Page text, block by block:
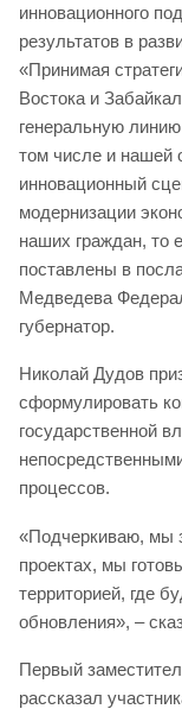
инновационного
результатов в
«Принимая
Востока и
генеральную линию
том числе и нашей
инновационный
модернизации
наших граждан, то
поставлены в
Медведева
губернатор.
Николай Дудов
сформулировать
государственной
процессов.
«Подчеркиваю, мы
проектах, мы
территорией, где
обновления», –
Первый
рассказал